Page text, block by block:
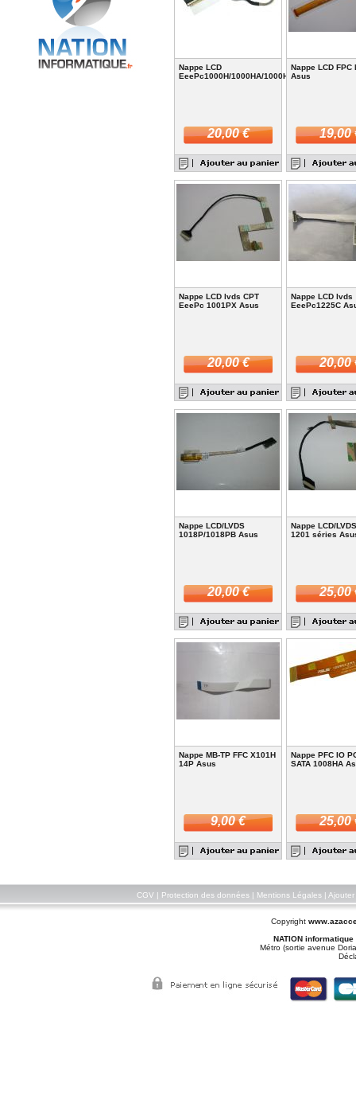
Nappe LCD
EeePc1000H/1000HA/1000HD/1000HE/
20,00 €
Nappe LCD FPC
Asus
19,00
Nappe LCD lvds CPT
EeePc 1001PX Asus
20,00 €
Nappe LCD lvds
EeePc1225C
20,00
Nappe LCD/LVDS
1018P/1018PB Asus
20,00 €
Nappe LCD/
1201 séries
25,00
Nappe MB-TP FFC X101H
14P Asus
9,00 €
Nappe PFC IO
SATA 1008HA
25,00
CGV| Protection des données| Mentions Légales| Ajouter
Copyright
NATION informatique
Métro (sortie avenue